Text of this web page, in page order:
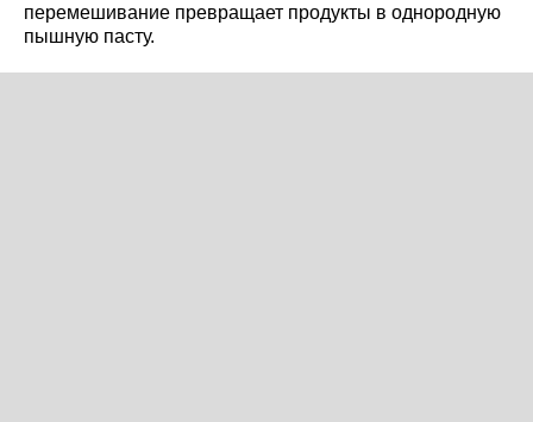
перемешивание превращает продукты в однородную
пышную пасту.